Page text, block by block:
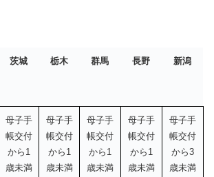
茨城 栃木 群馬 長野 新潟
母子手
帳交付
から1
歳未満
母子手
帳交付
から1
歳未満
母子手
帳交付
から1
歳未満
母子手
帳交付
から1
歳未満
母子手
帳交付
から3
歳未満